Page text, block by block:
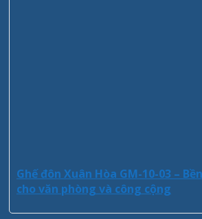
Ghế đôn Xuân Hòa GM-10-03 –
cho văn phòng và công cộng